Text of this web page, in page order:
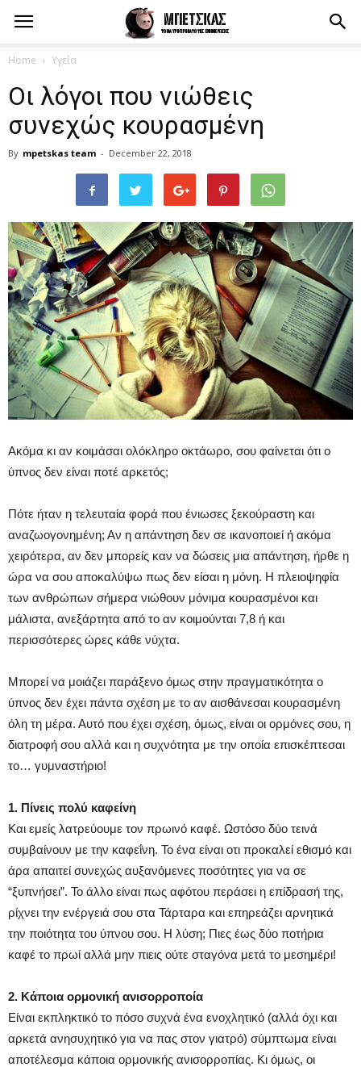
Home Υγεία
Οι λόγοι που νιώθεις
συνεχώς κουρασμένη
By mpetskas team - December 22, 2018
Ακόμα κι αν κοιμάσαι ολόκληρο οκτάωρο, σου φαίνεται ότι ο
ύπνος δεν είναι ποτέ αρκετός;
Πότε ήταν η τελευταία φορά που ένιωσες ξεκούραστη και
αναζωογονημένη; Αν η απάντηση δεν σε ικανοποιεί ή ακόμα
χειρότερα, αν δεν μπορείς καν να δώσεις μια απάντηση, ήρθε η
ώρα να σου αποκαλύψω πως δεν είσαι η μόνη. Η πλειοψηφία
των ανθρώπων σήμερα νιώθουν μόνιμα κουρασμένοι και
μάλιστα, ανεξάρτητα από το αν κοιμούνται 7,8 ή και
περισσότερες ώρες κάθε νύχτα.
Μπορεί να μοιάζει παράξενο όμως στην πραγματικότητα ο
ύπνος δεν έχει πάντα σχέση με το αν αισθάνεσαι κουρασμένη
όλη τη μέρα. Αυτό που έχει σχέση, όμως, είναι οι ορμόνες σου, η
διατροφή σου αλλά και η συχνότητα με την οποία επισκέπτεσαι
το… γυμναστήριο!
1. Πίνεις πολύ καφείνη
Και εμείς λατρεύουμε τον πρωινό καφέ. Ωστόσο δύο τεινά
συμβαίνουν με την καφεΐνη. Το ένα είναι οτι προκαλεί εθισμό και
άρα απαιτεί συνεχώς αυξανόμενες ποσότητες για να σε
“ξυπνήσει”. Το άλλο είναι πως αφότου περάσει η επίδρασή της,
ρίχνει την ενέργειά σου στα Τάρταρα και επηρεάζει αρνητικά
την ποιότητα του ύπνου σου. Η λύση; Πιες έως δύο ποτήρια
καφέ το πρωί αλλά μην πιεις ούτε σταγόνα μετά το μεσημέρι!
2. Κάποια ορμονική ανισορροποία
Είναι εκπληκτικό το πόσο συχνά ένα ενοχλητικό (αλλά όχι και
αρκετά ανησυχητικό για να πας στον γιατρό) σύμπτωμα είναι
αποτέλεσμα κάποια ορμονικής ανισορροπίας. Κι όμως, οι